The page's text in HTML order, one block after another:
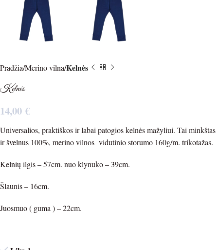
Pradžia Merino vilna Kelnės
Kelnės
14,00€
Universalios, praktiškos ir labai patogios kelnės mažyliui. Tai minkštas
ir švelnus 100%, merino vilnos vidutinio storumo 160g/m. trikotažas.
Kelnių ilgis – 57cm. nuo klynuko – 39cm.
Šlaunis – 16cm.
Juosmuo ( guma ) – 22cm.